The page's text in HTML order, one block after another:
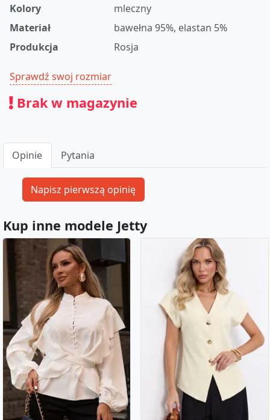
Kolory
mleczny
Materiał
bawełna 95%, elastan 5%
Produkcja
Rosja
Sprawdź swoj rozmiar
Brak w magazynie
Opinie Pytania
Kup inne modele Jetty